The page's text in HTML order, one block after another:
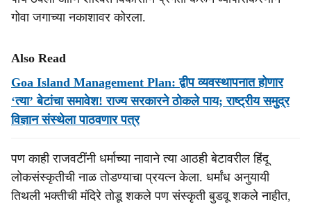
गोवा जगाच्या नकाशावर कोरला.
Also Read
Goa Island Management Plan: द्वीप व्यवस्थापनात होणार
‘त्या’ बेटांचा समावेश! राज्य सरकारने ठोकले पाय; राष्ट्रीय समुद्र
विज्ञान संस्थेला पाठवणार पत्र
पण काही राजवटींनी धर्माच्या नावाने त्या आठही बेटावरील हिंदू
लोकसंस्कृतीची नाळ तोडण्याचा प्रयत्न केला. धर्मांध अनुयायी
तिथली भक्तीची मंदिरे तोडू शकले पण संस्कृती बुडवू शकले नाहीत,